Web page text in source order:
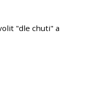
"dle chuti" a